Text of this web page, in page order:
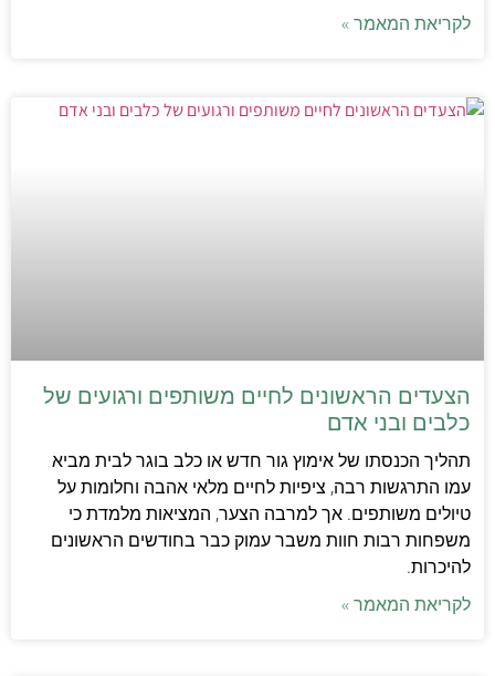
לקריאת המאמר »
הצעדים הראשונים לחיים משותפים ורגועים של
כלבים ובני אדם
תהליך הכנסתו של אימוץ גור חדש או כלב בוגר לבית מביא
עמו התרגשות רבה, ציפיות לחיים מלאי אהבה וחלומות על
טיולים משותפים. אך למרבה הצער, המציאות מלמדת כי
משפחות רבות חוות משבר עמוק כבר בחודשים הראשונים
להיכרות.
לקריאת המאמר »